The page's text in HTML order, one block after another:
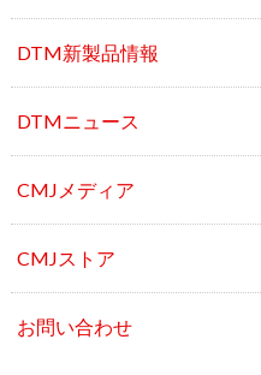
DTMニュース
CMJメディア
CMJストア
お問い合わせ